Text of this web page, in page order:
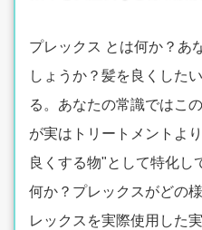
プレックス とは何か？あ
しょうか？髪を良くした
る。あなたの常識ではこ
が実はトリートメントよ
良くする物"として特化し
何か？プレックスがどの
レックスを実際使用した